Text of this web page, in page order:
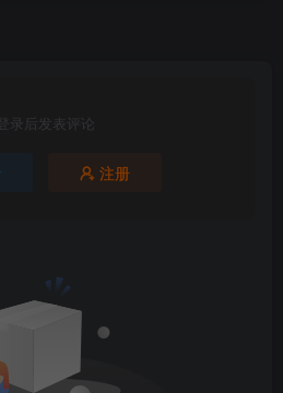
录后发表评论
注册